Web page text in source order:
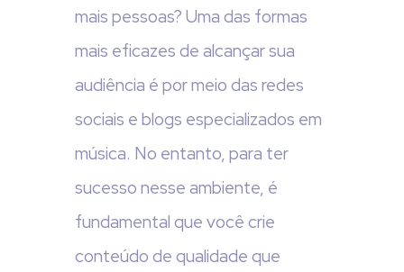
mais pessoas? Uma das formas
mais eficazes de alcançar sua
audiência é por meio das redes
sociais e blogs especializados em
música. No entanto, para ter
sucesso nesse ambiente, é
fundamental que você crie
conteúdo de qualidade que